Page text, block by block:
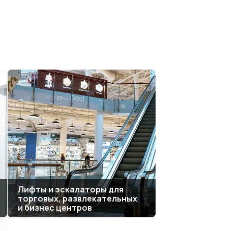
Лифты и эскалаторы для
торговых, развлекательных
и бизнес центров